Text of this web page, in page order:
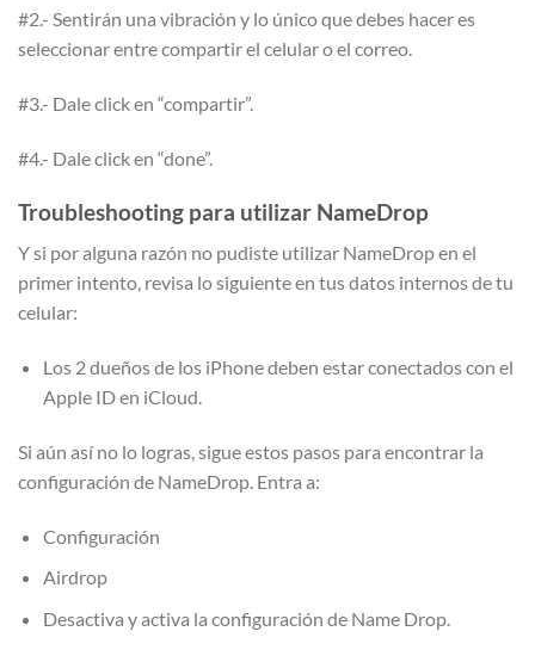
#2.- Sentirán una vibración y lo único que debes hacer es
seleccionar entre compartir el celular o el correo.
#3.- Dale click en “compartir”.
#4.- Dale click en “done”.
Troubleshooting para utilizar NameDrop
Y si por alguna razón no pudiste utilizar NameDrop en el
primer intento, revisa lo siguiente en tus datos internos de tu
celular:
Los 2 dueños de los iPhone deben estar conectados con el
Apple ID en iCloud.
Si aún así no lo logras, sigue estos pasos para encontrar la
configuración de NameDrop. Entra a:
Configuración
Airdrop
Desactiva y activa la configuración de Name Drop.